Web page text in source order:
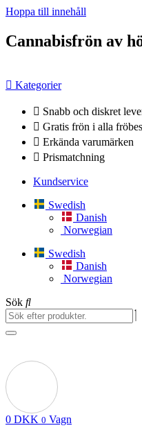
Hoppa till innehåll
Cannabisfrön av
Kategorier
Snabb och diskret
Gratis frön i alla
Erkända varumärken
Prismatchning
Kundservice
Swedish
Danish
Norwegian
Swedish
Danish
Norwegian
Sök
0 DKK 0 Vagn